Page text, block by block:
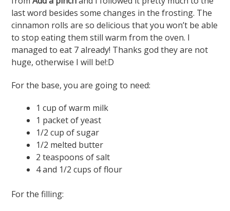
last word besides some changes in the frosting. The
cinnamon rolls are so delicious that you won’t be able
to stop eating them still warm from the oven. I
managed to eat 7 already! Thanks god they are not
huge, otherwise I will be!:D
For the base, you are going to need:
1 cup of warm milk
1 packet of yeast
1/2 cup of sugar
1/2 melted butter
2 teaspoons of salt
4 and 1/2 cups of flour
For the filling: